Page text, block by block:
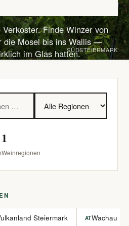
Finde Winzer von
die Mosel bis ins Wallis —
im Glas hatten.SÜDSTEIERMARK
1
Weinregionen
Steiermark ATWachau